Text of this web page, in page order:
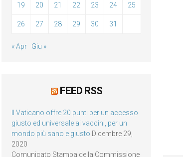
19 20 21 22 23 24 25
26 27 28 29 30 31
« Apr Giu »
FEED RSS
Il Vaticano offre 20 punti per un accesso
giusto ed universale ai vaccini, per un
mondo più sano e giusto Dicembre 29,
2020
Comunicato Stampa della Commissione